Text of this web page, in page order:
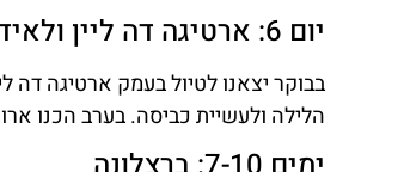
יום 6: ארטיגה דה ליין ולאידה
בבוקר יצאנו לטיול בעמק ארטיגה דה
הלילה ולעשיית כביסה. בערב הכנו